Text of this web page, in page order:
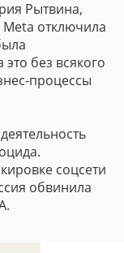
Рытвина,
Меtа отключила
без всякого
процессы
соцсети
обвинила
превышать 5 мб
.pdf, .docx, .jpg
соглашаетесь
данных
превышать 5 мб
.docx, .jpg
попыток
SPA-
и вело-
объектами.
животных
и
минеральных